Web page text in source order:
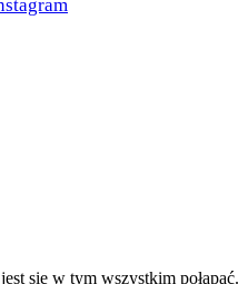
się w tym wszystkim